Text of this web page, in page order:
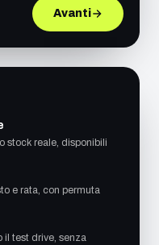
Avanti
stock reale, disponibili
e rata, con permuta
test drive, senza